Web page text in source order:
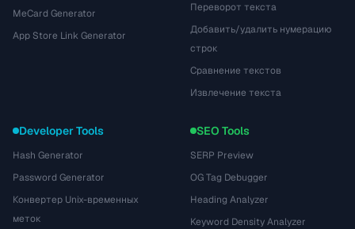
MeCard Generator
App Store Link Generator
Переворот текста
Добавить/удалить нумерацию
строк
Сравнение текстов
Извлечение текста
Developer Tools
Hash Generator
Password Generator
Конвертер Unix-временных
меток
SEO Tools
SERP Preview
OG Tag Debugger
Heading Analyzer
Keyword Density Analyzer